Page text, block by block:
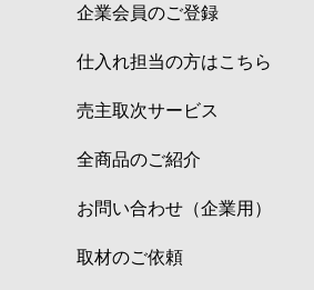
企業会員のご登録
仕入れ担当の方はこちら
売主取次サービス
全商品のご紹介
お問い合わせ（企業用）
取材のご依頼